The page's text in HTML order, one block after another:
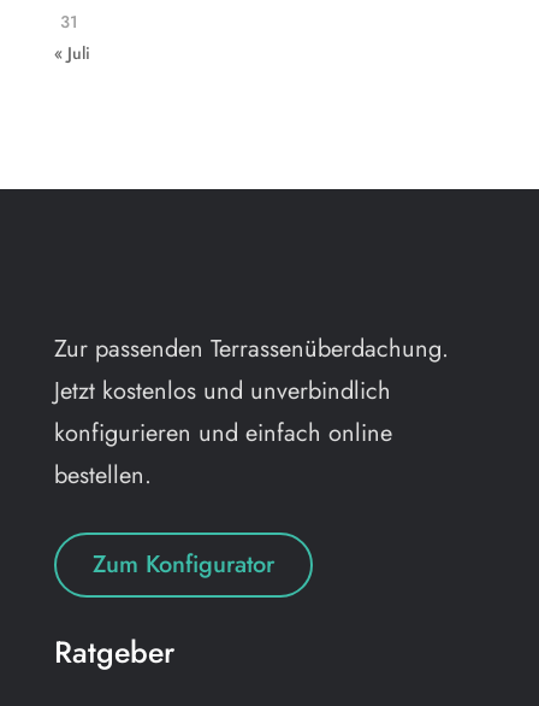
31
« Juli
Zur passenden Terrassenüberdachung.
Jetzt kostenlos und unverbindlich
konfigurieren und einfach online
bestellen.
Zum Konfigurator
Ratgeber